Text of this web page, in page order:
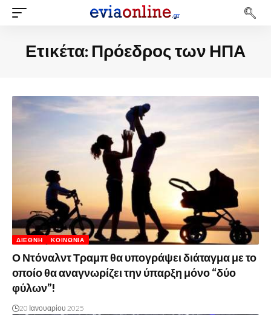
Ετικέτα: Πρόεδρος των ΗΠΑ
ΔΙΕΘΝΉ ΚΟΙΝΩΝΊΑ
Ο Ντόναλντ Τραμπ θα υπογράψει διάταγμα με το
οποίο θα αναγνωρίζει την ύπαρξη μόνο “δύο
φύλων”!
20 Ιανουαρίου 2025